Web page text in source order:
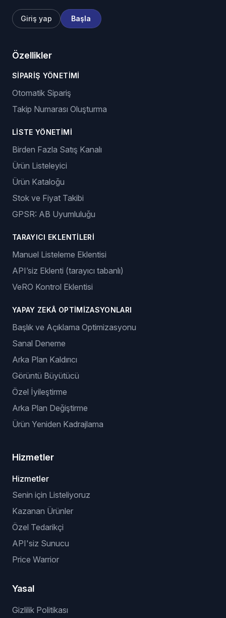
Giriş yap Başla
Özellikler
SIPARIŞ YÖNETIMI
Otomatik Sipariş
Takip Numarası Oluşturma
LISTE YÖNETIMI
Birden Fazla Satış Kanalı
Ürün Listeleyici
Ürün Kataloğu
Stok ve Fiyat Takibi
GPSR: AB Uyumluluğu
TARAYICI EKLENTILERI
Manuel Listeleme Eklentisi
API’siz Eklenti (tarayıcı tabanlı)
VeRO Kontrol Eklentisi
YAPAY ZEKÂ OPTIMIZASYONLARI
Başlık ve Açıklama Optimizasyonu
Sanal Deneme
Arka Plan Kaldırıcı
Görüntü Büyütücü
Özel İyileştirme
Arka Plan Değiştirme
Ürün Yeniden Kadrajlama
Hizmetler
Hizmetler
Senin için Listeliyoruz
Kazanan Ürünler
Özel Tedarikçi
API'siz Sunucu
Price Warrior
Yasal
Gizlilik Politikası